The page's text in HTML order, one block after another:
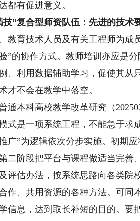
都有促进意义。
复合型师资队伍：先进的技术要
教育技术人员及有关工程师为
”的协作方式。教师培训亦应是
、利用数据辅助学习，促使其从
才不会在教学中落空。
本科高校教学改革研究（
式是一项系统工程，不能急于求
”为逻辑依次分步实施。初期应
二阶段把平台与课程做适当完善
评估办法，按系统思路向各类院
作、共用资源的各种方法。可
信息，达到取长补短的目的。